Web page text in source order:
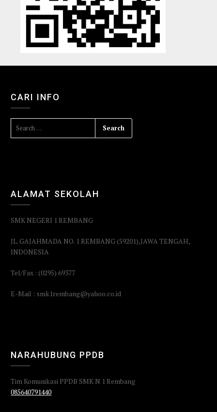
CARI INFO
ALAMAT SEKOLAH
SMK NEGERI 1 REMBANG
JL. GAJAHMADA NO. 1 REMBANG (59201),JAWA TENGAH,
INDONESIA
Tel/Fax : (0295) 69377
E-Mail : smk1rembang@yahoo.co.id
NARAHUBUNG PPDB
Tim Komunikasi PPDB SMK N 1 Rembang
085640791440